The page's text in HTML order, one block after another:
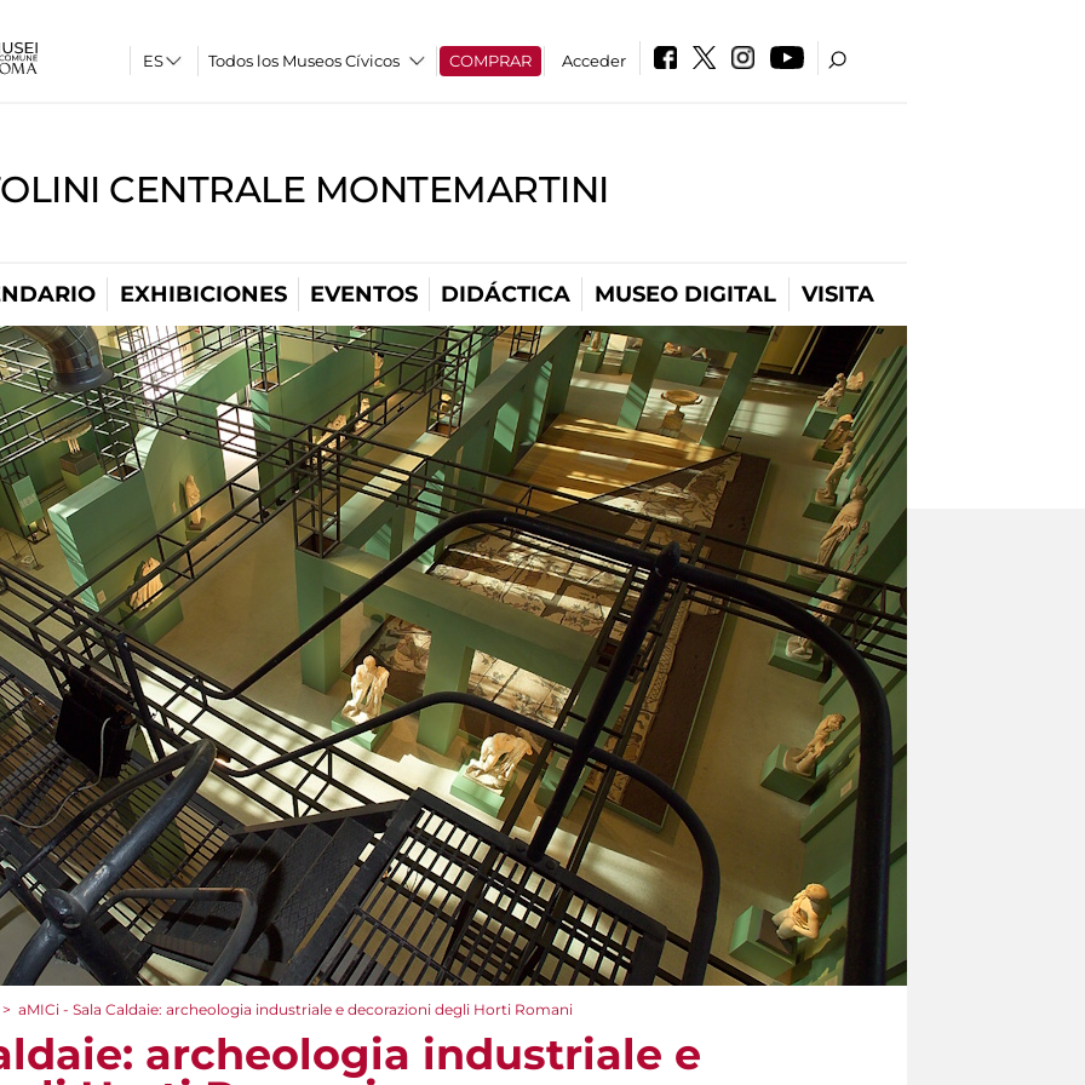
Todos los Museos Cívicos COMPRAR Acceder
CENTRALE MONTEMARTINI
EXHIBICIONES EVENTOS DIDÁCTICA MUSEO DIGITAL VISITA
> aMICi - Sala Caldaie: archeologia industriale e decorazioni degli Horti Romani
archeologia industriale e